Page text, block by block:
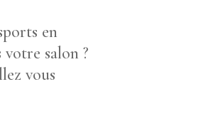
en
salon ?
vous